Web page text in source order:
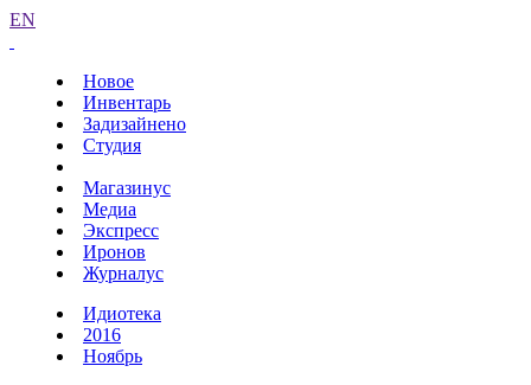
EN
Новое
Инвентарь
Задизайнено
Студия
Магазинус
Медиа
Экспресс
Иронов
Журналус
Идиотека
2016
Ноябрь